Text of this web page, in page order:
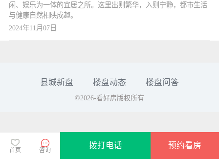
闲、娱乐为一体的宜居之所。这里出则繁华，入则宁静，都市生活
与健康自然相映成趣。
2024年11月07日
县城新盘 楼盘动态 楼盘问答
©2026-看好房版权所有
首页 咨询 拨打电话 预约看房